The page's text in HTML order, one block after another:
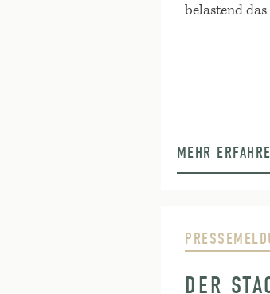
belastend
MEHR
DER